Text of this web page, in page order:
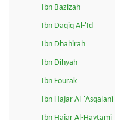
Ibn Bazizah
Ibn Daqiq Al-'Id
Ibn Dhahirah
Ibn Dihyah
Ibn Fourak
Ibn Hajar Al-'Asqalani
Ibn Hajar Al-Haytami